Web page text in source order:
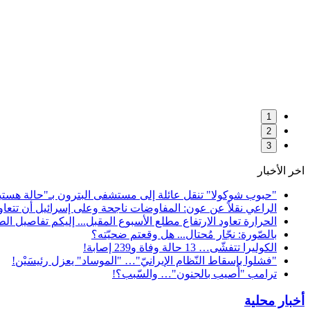
1
2
3
اخر الأخبار
"حبوب شوكولا" تنقل عائلة إلى مستشفى البترون بـ"حالة
الراعي نقلاً عن عون: المفاوضات ناجحة وعلى إسرائيل أن
الحرارة تعاود الارتفاع مطلع الأسبوع المقبل... إليكم تفاصيل
بالصّورة: نجّار مُحتال... هل وقعتم ضحيّته؟
الكوليرا تتفشّى… 13 حالة وفاة و239 إصابة!
"فشلوا بإسقاط النّظام الإيرانيّ"… "الموساد" يعزل رئيسَيْن!
ترامب "أُصيب بالجنون"… والسّبب؟!
أخبار محلية